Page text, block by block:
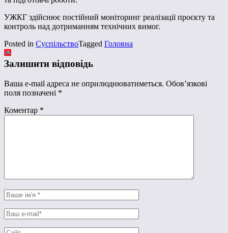
УЖКГ здійснює постійний моніторинг реалізації проєкту та
контроль над дотриманням технічних вимог.
Posted in СуспільствоTagged Головна
Залишити відповідь
Ваша e-mail адреса не оприлюднюватиметься. Обов’язкові
поля позначені *
Коментар *